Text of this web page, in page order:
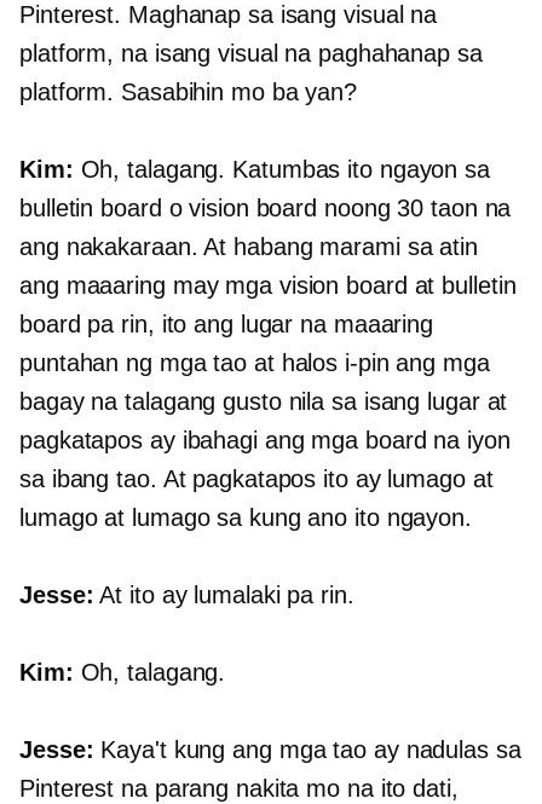
Pinterest. Maghanap sa isang visual na
platform, na isang visual na paghahanap sa
platform. Sasabihin mo ba yan?
Kim: Oh, talagang. Katumbas ito ngayon sa
bulletin board o vision board noong 30 taon na
ang nakakaraan. At habang marami sa atin
ang maaaring may mga vision board at bulletin
board pa rin, ito ang lugar na maaaring
puntahan ng mga tao at halos i-pin ang mga
bagay na talagang gusto nila sa isang lugar at
pagkatapos ay ibahagi ang mga board na iyon
sa ibang tao. At pagkatapos ito ay lumago at
lumago at lumago sa kung ano ito ngayon.
Jesse: At ito ay lumalaki pa rin.
Kim: Oh, talagang.
Jesse: Kaya't kung ang mga tao ay nadulas sa
Pinterest na parang nakita mo na ito dati,